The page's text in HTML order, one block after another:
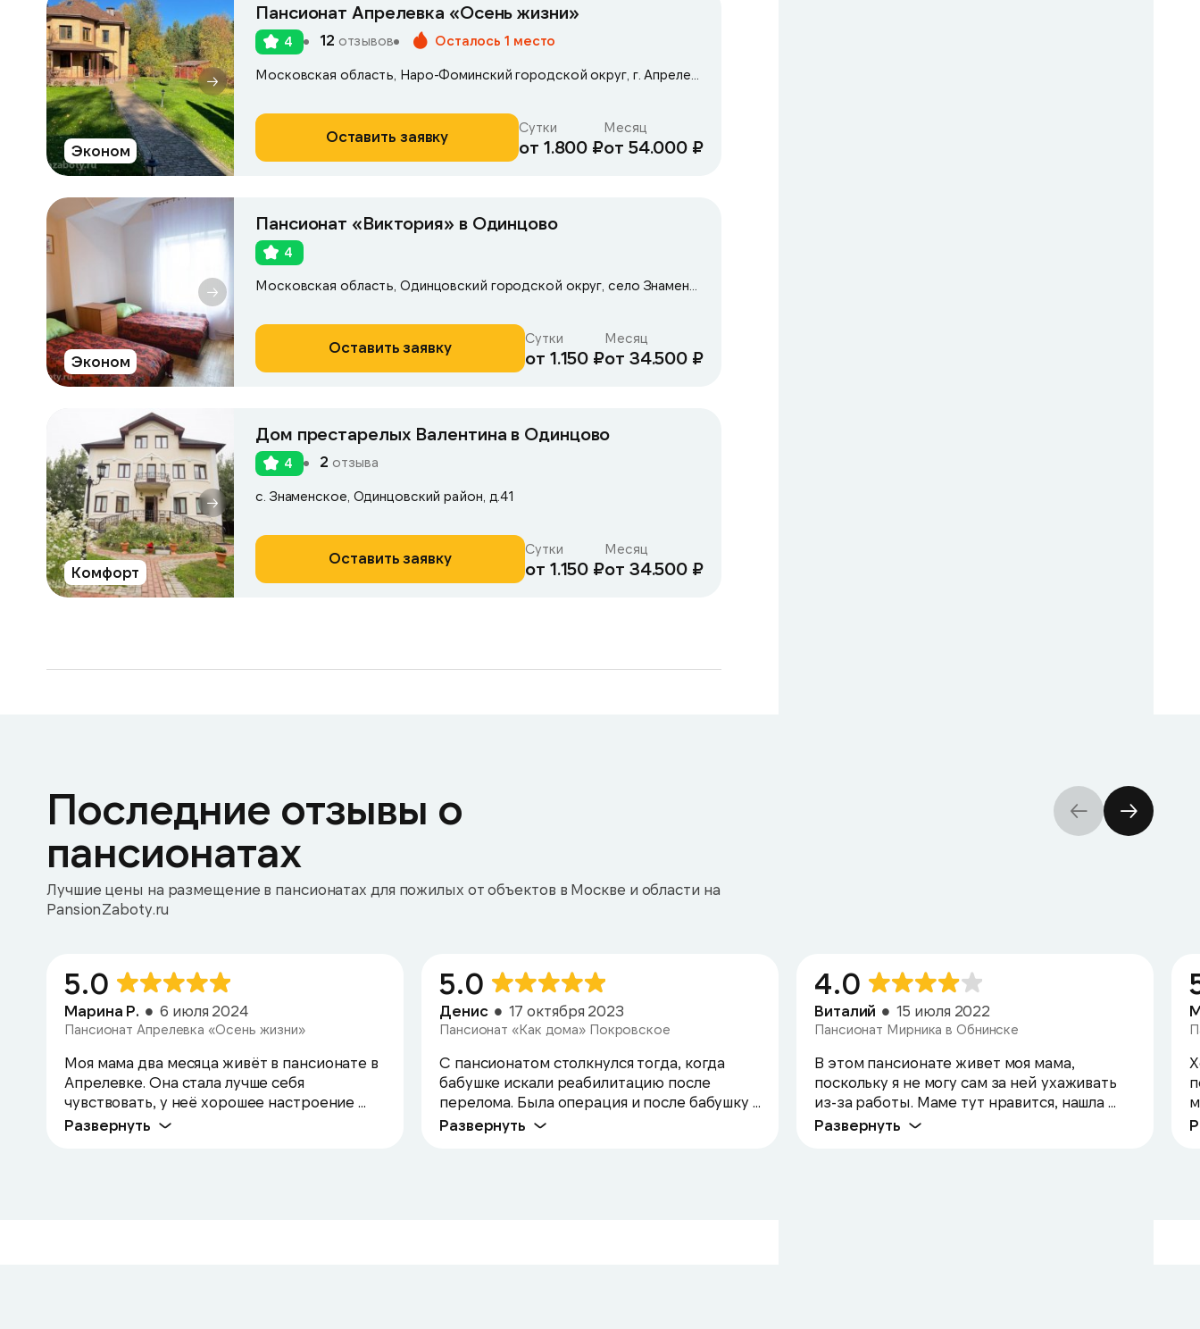
Эконом
Пансионат Апрелевка «Осень жизни»
4 12 отзывов Осталось 1 место
Оставить заявку Сутки
от 1.800 ₽
Месяц
от 54.000 ₽
Эконом
Пансионат «Виктория» в Одинцово
4
Оставить заявку Сутки
от 1.150 ₽
Месяц
от 34.500 ₽
Комфорт
Дом престарелых Валентина в Одинцово
4 2 отзыва
с. Знаменское, Одинцовский район, д.41
Оставить заявку Сутки
от 1.150 ₽
Месяц
от 34.500 ₽
Последние отзывы о
пансионатах
Лучшие цены на размещение в пансионатах для пожилых от объектов в Москве и области на
PansionZaboty.ru
5.0
Марина Р. 6 июля 2024
Пансионат Апрелевка «Осень жизни»
Моя мама два месяца живёт в пансионате в
Апрелевке. Она стала лучше себя
чувствовать, у неё хорошее настроение ...
Развернуть
5.0
Денис 17 октября 2023
Пансионат «Как дома» Покровское
С пансионатом столкнулся тогда, когда
бабушке искали реабилитацию после
перелома. Была операция и после бабушку ...
Развернуть
4.0
Виталий 15 июля 2022
Пансионат Мирника в Обнинске
В этом пансионате живет моя мама,
поскольку я не могу сам за ней ухаживать
из-за работы. Маме тут нравится, нашла ...
Развернуть